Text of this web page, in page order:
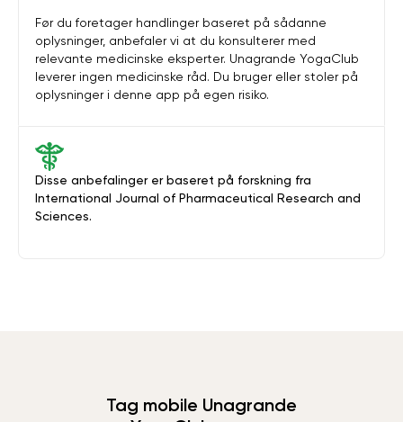
Disse anbefalinger er baseret på forskning fra
International Journal of Pharmaceutical Research and
Sciences.
Før du foretager handlinger baseret på sådanne
oplysninger, anbefaler vi at du konsulterer med
relevante medicinske eksperter. Unagrande YogaClub
leverer ingen medicinske råd. Du bruger eller stoler på
oplysninger i denne app på egen risiko.
Tag mobile Unagrande